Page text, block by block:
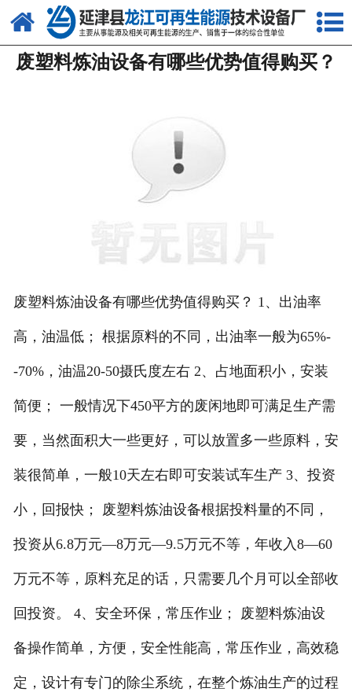
网站首页
关于我们
资质荣誉
联系我们
废塑料炼油设备有哪些优势值得购买？
废塑料炼油设备有哪些优势值得购买？ 1、出油率
高，油温低； 根据原料的不同，出油率一般为65%-
-70%，油温20-50摄氏度左右 2、占地面积小，安装
简便； 一般情况下450平方的废闲地即可满足生产需
要，当然面积大一些更好，可以放置多一些原料，安
装很简单，一般10天左右即可安装试车生产 3、投资
小，回报快； 废塑料炼油设备根据投料量的不同，
投资从6.8万元—8万元—9.5万元不等，年收入8—60
万元不等，原料充足的话，只需要几个月可以全部收
回投资。 4、安全环保，常压作业； 废塑料炼油设
备操作简单，方便，安全性能高，常压作业，高效稳
定，设计有专门的除尘系统，在整个炼油生产的过程